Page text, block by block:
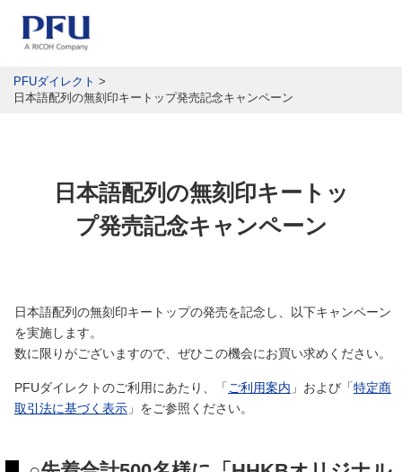
PFUダイレクト >
日本語配列の無刻印キートップ発売記念キャンペーン
日本語配列の無刻印キートッ
プ発売記念キャンペーン
日本語配列の無刻印キートップの発売を記念し、以下キャンペーン
を実施します。
数に限りがございますので、ぜひこの機会にお買い求めください。
PFUダイレクトのご利用にあたり、「 ご利用案内 」および「特定商
取引法に基づく表示 」をご参照ください。